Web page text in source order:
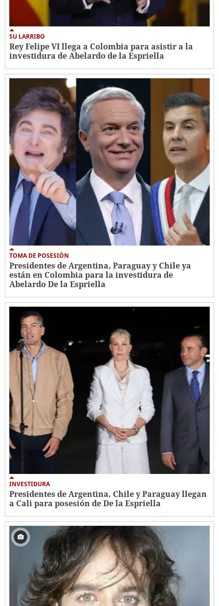
SU LARRIBO
Rey Felipe VI llega a Colombia para asistir a la
investidura de Abelardo de la Espriella
TOMA DE POSESIÓN
Presidentes de Argentina, Paraguay y Chile ya
están en Colombia para la investidura de
Abelardo De la Espriella
INVESTIDURA
Presidentes de Argentina, Chile y Paraguay llegan
a Cali para posesión de De la Espriella